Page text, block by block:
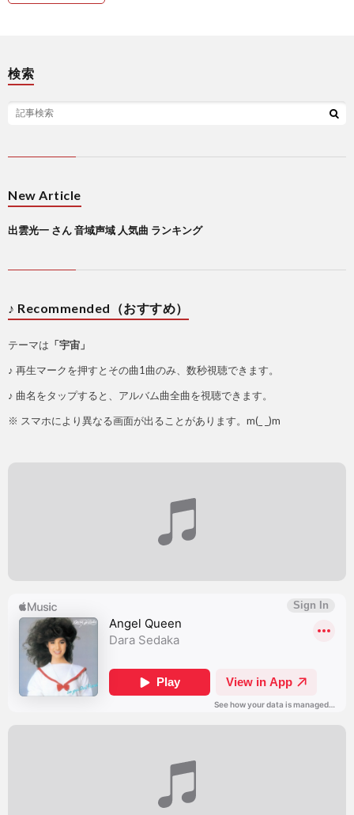
検索
New Article
出雲光一 さん 音域声域 人気曲 ランキング
♪ Recommended（おすすめ）
テーマは 「宇宙」
♪ 再生マークを押すとその曲1曲のみ、数秒視聴できます。
♪ 曲名をタップすると、アルバム曲全曲を視聴できます。
※ スマホにより異なる画面が出ることがあります。m(_ _)m